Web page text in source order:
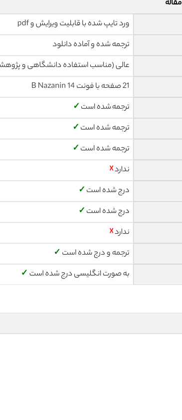
ورد تایپ شده با قابلیت ویرایش و pdf
ترجمه شده و آماده دانلود
عالی (مناسب استفاده دانشگاهی و
21 صفحه با فونت 14 B Nazanin
ترجمه شده است ✓
ترجمه شده است ✓
ترجمه شده است ✓
ندارد☓
درج شده است ✓
درج شده است ✓
ندارد☓
ترجمه و درج شده است ✓
به صورت انگلیسی درج شده است ✓